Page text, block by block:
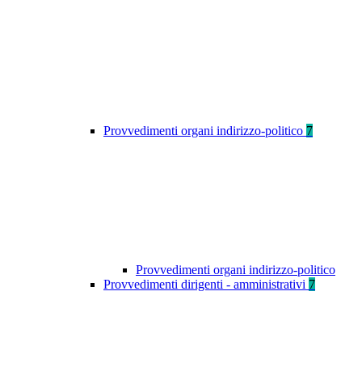
Provvedimenti organi indirizzo-politico 7
Provvedimenti organi indirizzo-politico
Provvedimenti dirigenti - amministrativi 7